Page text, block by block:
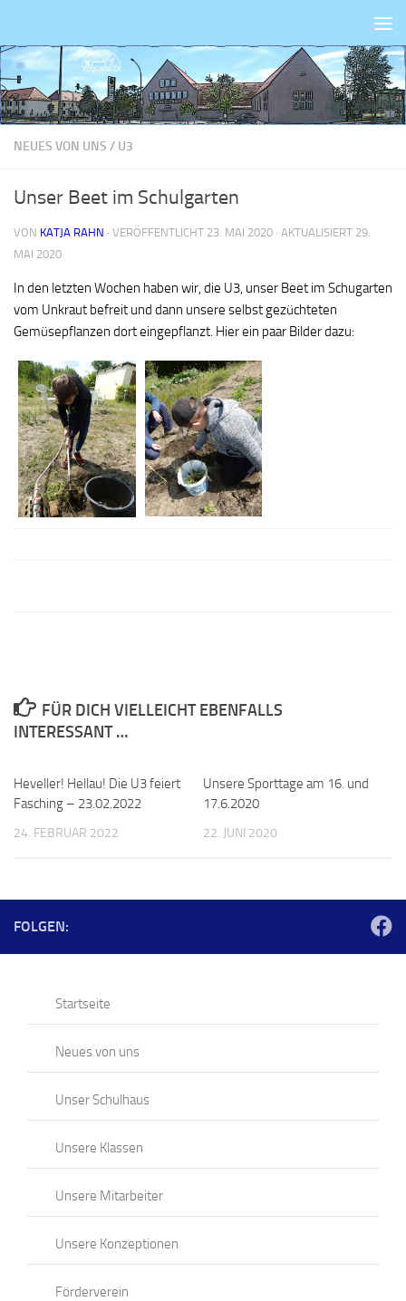
NEUES VON UNS / U3
Unser Beet im Schulgarten
VON KATJA RAHN · VERÖFFENTLICHT 23. MAI 2020 · AKTUALISIERT 29.
MAI 2020
In den letzten Wochen haben wir, die U3, unser Beet im Schugarten
vom Unkraut befreit und dann unsere selbst gezüchteten
Gemüsepflanzen dort eingepflanzt. Hier ein paar Bilder dazu:
FÜR DICH VIELLEICHT EBENFALLS
INTERESSANT …
Heveller! Hellau! Die U3 feiert
Fasching – 23.02.2022
24. FEBRUAR 2022
Unsere Sporttage am 16. und
17.6.2020
22. JUNI 2020
FOLGEN:
Startseite
Neues von uns
Unser Schulhaus
Unsere Klassen
Unsere Mitarbeiter
Unsere Konzeptionen
Förderverein